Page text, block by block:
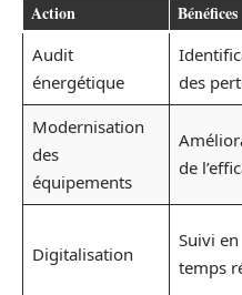
Action Bénéfices
Audit
énergétique
des
Modernisation
des
équipements
de
Digitalisation
Suivi en
temps